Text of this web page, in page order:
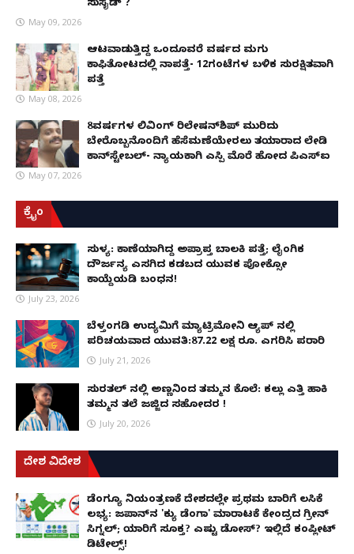
ಸುಸೈಡ್ ?
May 09, 2026
ಆಟವಾಡುತ್ತಿದ್ದ ಒಂದೂವರೆ ವರ್ಷದ ಮಗು
ಕಾಫಿತೋಟದಲ್ಲಿ ನಾಪತ್ತೆ- 12ಗಂಟೆಗಳ ಬಳಿಕ ಸುರಕ್ಷಿತವಾಗಿ
ಪತ್ತೆ
May 08, 2026
8ವರ್ಷಗಳ ಲಿವಿಂಗ್‌ ರಿಲೇಷನ್‌ಶಿಪ್ ಮುರಿದು
ಬೇರೊಬ್ಬನೊಂದಿಗೆ ಹೆಸೆಮಣೆಯೇರಲು ತಯಾರಾದ ಲೇಡಿ
ಕಾನ್‌ಸ್ಟೇಬಲ್- ನ್ಯಾಯಕ್ಕಾಗಿ ಎಸ್ಪಿ ಮೊರೆ ಹೋದ ಪಿಎಸ್ಐ
May 07, 2026
ಕ್ರೈಂ
ಸುಳ್ಯ: ಕಾಣೆಯಾಗಿದ್ದ ಅಪ್ರಾಪ್ತ ಬಾಲಕಿ ಪತ್ತೆ; ಲೈಂಗಿಕ
ದೌರ್ಜನ್ಯ ಎಸಗಿದ ಕಡಬದ ಯುವಕ ಪೋಕ್ಸೋ
ಕಾಯ್ದೆಯಡಿ ಬಂಧನ!
July 23, 2026
ಬೆಳ್ತಂಗಡಿ ಉದ್ಯಮಿಗೆ ಮ್ಯಾಟ್ರಿಮೋನಿ ಆ್ಯಪ್ ನಲ್ಲಿ
ಪರಿಚಯವಾದ ಯುವತಿ:87.22 ಲಕ್ಷ ರೂ. ಎಗರಿಸಿ ಪರಾರಿ
July 21, 2026
ಸುರತ್ಕಲ್ ನಲ್ಲಿ ಅಣ್ಣನಿಂದ ತಮ್ಮನ ಕೊಲೆ: ಕಲ್ಲು ಎತ್ತಿ ಹಾಕಿ
ತಮ್ಮನ ತಲೆ ಜಜ್ಜಿದ ಸಹೋದರ !
July 20, 2026
ದೇಶ ವಿದೇಶ
ಡೆಂಗ್ಯೂ ನಿಯಂತ್ರಣಕ್ಕೆ ದೇಶದಲ್ಲೇ ಪ್ರಥಮ ಬಾರಿಗೆ ಲಸಿಕೆ
ಲಭ್ಯ: ಜಪಾನ್‌ನ 'ಕ್ಯು ಡೆಂಗಾ' ಮಾರಾಟಕ್ಕೆ ಕೇಂದ್ರದ ಗ್ರೀನ್
ಸಿಗ್ನಲ್; ಯಾರಿಗೆ ಸೂಕ್ತ? ಎಷ್ಟು ಡೋಸ್? ಇಲ್ಲಿದೆ ಕಂಪ್ಲೀಟ್
ಡಿಟೇಲ್ಸ್!